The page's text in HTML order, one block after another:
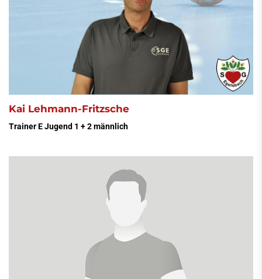
Kai Lehmann-Fritzsche
Trainer E Jugend 1 + 2 männlich